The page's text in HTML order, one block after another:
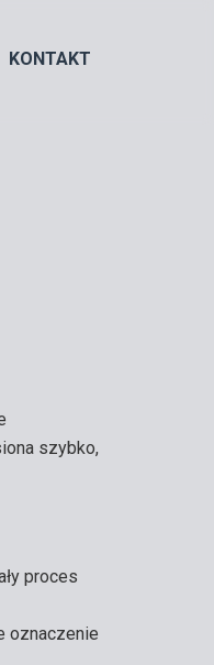
KONTAKT
szybko,
proces
oznaczenie